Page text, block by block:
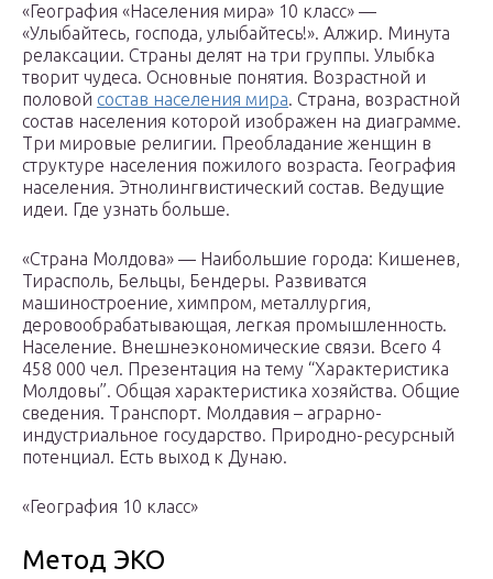
«География «Населения мира» 10 класс» —
«Улыбайтесь, господа, улыбайтесь!». Алжир. Минута
релаксации. Страны делят на три группы. Улыбка
творит чудеса. Основные понятия. Возрастной и
половой состав населения мира. Страна, возрастной
состав населения которой изображен на диаграмме.
Три мировые религии. Преобладание женщин в
структуре населения пожилого возраста. География
населения. Этнолингвистический состав. Ведущие
идеи. Где узнать больше.
«Страна Молдова» — Наибольшие города: Кишенев,
Тирасполь, Бельцы, Бендеры. Развиватся
машиностроение, химпром, металлургия,
деровообрабатывающая, легкая промышленность.
Население. Внешнеэкономические связи. Всего 4
458 000 чел. Презентация на тему “Характеристика
Молдовы”. Общая характеристика хозяйства. Общие
сведения. Транспорт. Молдавия – аграрно-
индустриальное государство. Природно-ресурсный
потенциал. Есть выход к Дунаю.
«География 10 класс»
Метод ЭКО